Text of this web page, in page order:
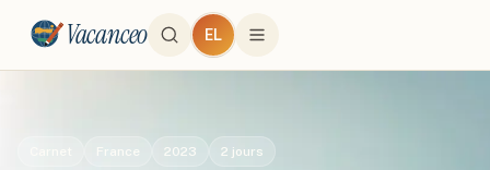
Vacanceo EL
France 2023 2 jours